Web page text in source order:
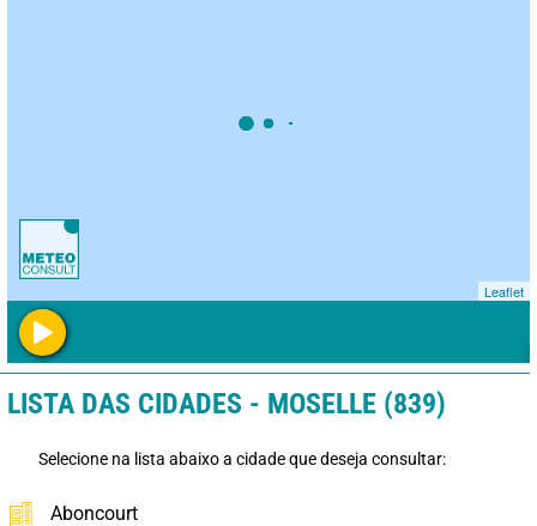
Leaflet
LISTA DAS CIDADES - MOSELLE (839)
Selecione na lista abaixo a cidade que deseja consultar:
Aboncourt